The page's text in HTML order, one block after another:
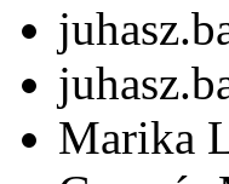
Marika